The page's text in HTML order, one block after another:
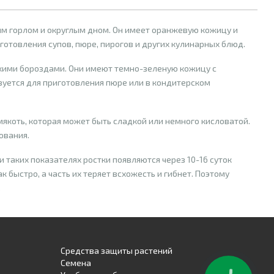
горлом и округлым дном. Он имеет оранжевую кожицу и
супов, пюре, пирогов и других кулинарных блюд.
бороздами. Они имеют темно-зеленую кожицу с
для приготовления пюре или в кондитерском
которая может быть сладкой или немного кисловатой.
показателях ростки появляются через 10-16 суток
а часть их теряет всхожесть и гибнет. Поэтому
Средства защиты растений
Семена